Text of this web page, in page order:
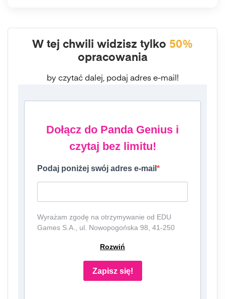
W tej chwili widzisz tylko 50%
opracowania
by czytać dalej, podaj adres e-mail!
Dołącz do Panda Genius i
czytaj bez limitu!
Podaj poniżej swój adres e-mail
Wyrażam zgodę na otrzymywanie od EDU
Games S.A., ul. Nowopogońska 98, 41-250
REGON: 387109330 (dalej jako
"Administrator") newslettera, czyli informacji o
tematyce związanej z edukacją i szkolnictwem
oraz ofert handlowych lub/ i reklamowych za
Rozwiń
Zapisz się!